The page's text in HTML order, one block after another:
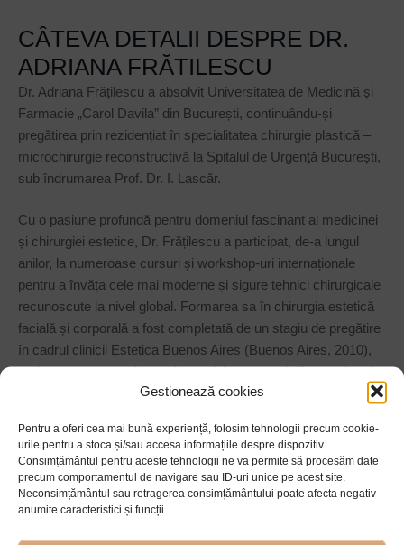
Gestionează cookies
Pentru a oferi cea mai bună experiență, folosim tehnologii precum cookie-
urile pentru a stoca și/sau accesa informațiile despre dispozitiv.
Consimțământul pentru aceste tehnologii ne va permite să procesăm date
precum comportamentul de navigare sau ID-uri unice pe acest site.
Neconsimțământul sau retragerea consimțământului poate afecta negativ
anumite caracteristici și funcții.
CÂTEVA DETALII DESPRE DR.
ADRIANA FRĂTILESCU
Dr. Adriana Frățilescu a absolvit Universitatea de Medicină și
Farmacie „Carol Davila” din București, continuându-și
pregătirea prin rezidențiat în specialitatea chirurgie plastică –
microchirurgie reconstructivă la Spitalul de Urgență București,
sub îndrumarea Prof. Dr. I. Lascăr.
Cu o pasiune profundă pentru domeniul fascinant al medicinei
și chirurgiei estetice, Dr. Frățilescu a participat, de-a lungul
anilor, la numeroase cursuri și workshop-uri internaționale
pentru a învăța cele mai moderne și sigure tehnici chirurgicale
recunoscute la nivel global. Formarea sa în chirurgia estetică
facială și corporală a fost completată de un stagiu de pregătire
în cadrul clinicii Estetica Buenos Aires (Buenos Aires, 2010),
unde a avut oportunitatea de a colabora cu unii dintre cei mai
renumiți chirurgi esteticieni din Argentina.
Misiunea doamnei doctor Frățilescu este de a lupta cu
semnele îmbătrânirii oferind rezultate naturale și durabile.
EDUCAȚIE ȘI FORMARE